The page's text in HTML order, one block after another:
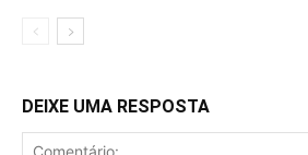
DEIXE UMA RESPOSTA